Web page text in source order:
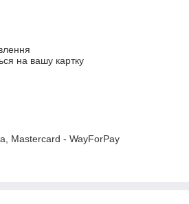
на вашу картку
Mastercard - WayForPay